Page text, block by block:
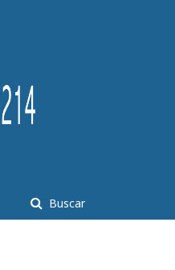
Buscar